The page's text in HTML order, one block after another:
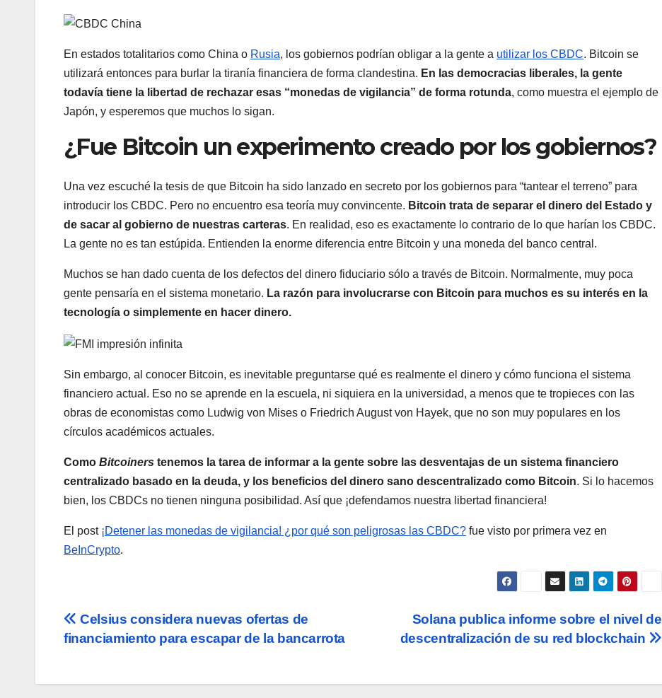
En estados totalitarios como China o Rusia, los gobiernos podrían obligar a la gente a utilizar los CBDC. Bitcoin se
utilizará entonces para burlar la tiranía financiera de forma clandestina. En las democracias liberales, la gente
todavía tiene la libertad de rechazar esas “monedas de vigilancia” de forma rotunda, como muestra el ejemplo de
Japón, y esperemos que muchos lo sigan.
¿Fue Bitcoin un experimento creado por los gobiernos?
Una vez escuché la tesis de que Bitcoin ha sido lanzado en secreto por los gobiernos para “tantear el terreno” para
introducir los CBDC. Pero no encuentro esa teoría muy convincente. Bitcoin trata de separar el dinero del Estado y
de sacar al gobierno de nuestras carteras. En realidad, eso es exactamente lo contrario de lo que harían los CBDC.
La gente no es tan estúpida. Entienden la enorme diferencia entre Bitcoin y una moneda del banco central.
Muchos se han dado cuenta de los defectos del dinero fiduciario sólo a través de Bitcoin. Normalmente, muy poca
gente pensaría en el sistema monetario. La razón para involucrarse con Bitcoin para muchos es su interés en la
tecnología o simplemente en hacer dinero.
Sin embargo, al conocer Bitcoin, es inevitable preguntarse qué es realmente el dinero y cómo funciona el sistema
financiero actual. Eso no se aprende en la escuela, ni siquiera en la universidad, a menos que te tropieces con las
obras de economistas como Ludwig von Mises o Friedrich August von Hayek, que no son muy populares en los
círculos académicos actuales.
Como Bitcoiners tenemos la tarea de informar a la gente sobre las desventajas de un sistema financiero
centralizado basado en la deuda, y los beneficios del dinero sano descentralizado como Bitcoin. Si lo hacemos
bien, los CBDCs no tienen ninguna posibilidad. Así que ¡defendamos nuestra libertad financiera!
El post ¡Detener las monedas de vigilancia! ¿por qué son peligrosas las CBDC? fue visto por primera vez en
BeInCrypto.
Navegación
entradas
Solana publica informe sobre el nivel de
descentralización de su red blockchain
Celsius considera nuevas ofertas de
financiamiento para escapar de la bancarrota